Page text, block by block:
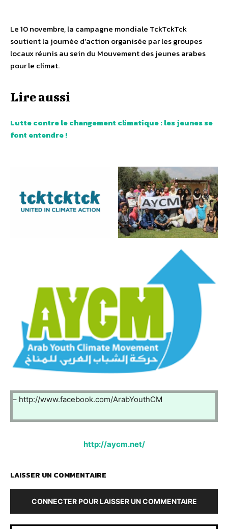
Le 10 novembre, la campagne mondiale TckTckTck
soutient la journée d’action organisée par les groupes
locaux réunis au sein du Mouvement des jeunes arabes
pour le climat.
Lire aussi
Lutte contre le changement climatique : les jeunes se
font entendre !
– http://www.facebook.com/ArabYouthCM
http://aycm.net/
LAISSER UN COMMENTAIRE
CONNECTER POUR LAISSER UN COMMENTAIRE